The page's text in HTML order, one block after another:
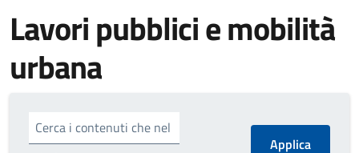
Lavori pubblici e mobilità
urbana
Cerca i contenuti che nel